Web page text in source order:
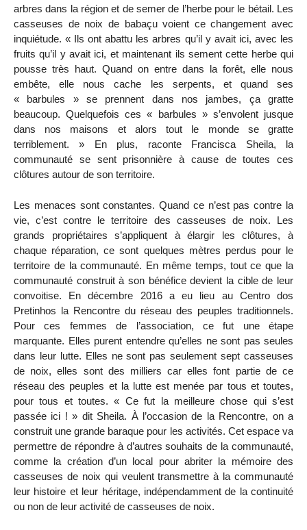
arbres dans la région et de semer de l’herbe pour le bétail. Les
casseuses de noix de babaçu voient ce changement avec
inquiétude. « Ils ont abattu les arbres qu’il y avait ici, avec les
fruits qu’il y avait ici, et maintenant ils sement cette herbe qui
pousse très haut. Quand on entre dans la forêt, elle nous
embête, elle nous cache les serpents, et quand ses
« barbules » se prennent dans nos jambes, ça gratte
beaucoup. Quelquefois ces « barbules » s’envolent jusque
dans nos maisons et alors tout le monde se gratte
terriblement. » En plus, raconte Francisca Sheila, la
communauté se sent prisonnière à cause de toutes ces
clôtures autour de son territoire.
Les menaces sont constantes. Quand ce n’est pas contre la
vie, c’est contre le territoire des casseuses de noix. Les
grands propriétaires s’appliquent à élargir les clôtures, à
chaque réparation, ce sont quelques mètres perdus pour le
territoire de la communauté. En même temps, tout ce que la
communauté construit à son bénéfice devient la cible de leur
convoitise. En décembre 2016 a eu lieu au Centro dos
Pretinhos la Rencontre du réseau des peuples traditionnels.
Pour ces femmes de l’association, ce fut une étape
marquante. Elles purent entendre qu’elles ne sont pas seules
dans leur lutte. Elles ne sont pas seulement sept casseuses
de noix, elles sont des milliers car elles font partie de ce
réseau des peuples et la lutte est menée par tous et toutes,
pour tous et toutes. « Ce fut la meilleure chose qui s’est
passée ici ! » dit Sheila. À l’occasion de la Rencontre, on a
construit une grande baraque pour les activités. Cet espace va
permettre de répondre à d’autres souhaits de la communauté,
comme la création d’un local pour abriter la mémoire des
casseuses de noix qui veulent transmettre à la communauté
leur histoire et leur héritage, indépendamment de la continuité
ou non de leur activité de casseuses de noix.